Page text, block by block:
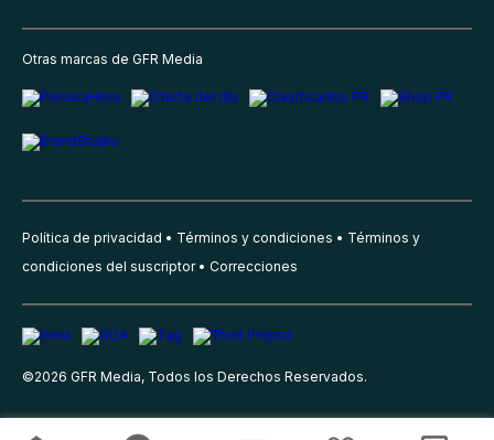
Otras marcas de GFR Media
Política de privacidad Términos y condiciones
Términos y
condiciones del suscriptor
Correcciones
©2026 GFR Media, Todos los Derechos Reservados.